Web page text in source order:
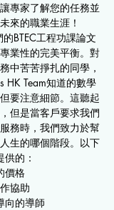
專家了解您的任務並
來的職業生涯！
BTEC工程功課論文
業性的完美平衡。對
中苦苦掙扎的同學，
HK Team知道的數學
要注意細節。這聽起
但是當客戶要求我們
務時，我們致力於幫
生的哪個階段。以下
的：
價格
協助
向的導師